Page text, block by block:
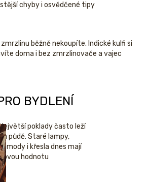
chyby i osvědčené tipy
zmrzlinu běžně nekoupíte. Indické kulfi si
doma i bez zmrzlinovače a vajec
BYDLENÍ
poklady často leží
půdě. Staré lampy,
i křesla dnes mají
hodnotu